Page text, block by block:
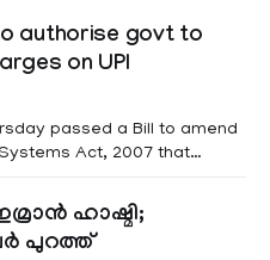
districts. Meanwhile, a
for Kottayam,
Pathanamtitta and Idukki districts. Following a red alert on
authorise govt to
on UPI
passed a Bill to amend
Act, 2007 that
on payments through
and other notified
payment modes. The amendment passed by the
ഹാഷ്മി;
പുറത്ത്